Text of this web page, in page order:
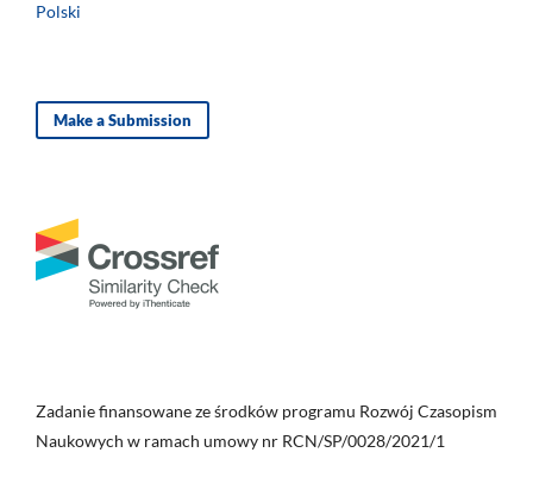
Polski
Make a Submission
Zadanie finansowane ze środków programu Rozwój Czasopism
Naukowych w ramach umowy nr RCN/SP/0028/2021/1